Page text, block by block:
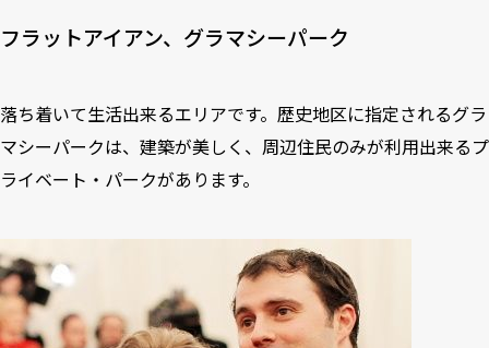
フラットアイアン、グラマシーパーク
落ち着いて生活出来るエリアです。歴史地区に指定されるグラ
マシーパークは、建築が美しく、周辺住民のみが利用出来るプ
ライベート・パークがあります。